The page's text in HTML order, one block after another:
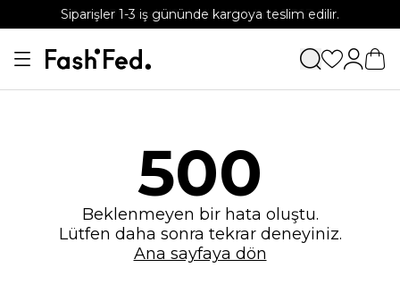
Siparişler 1-3 iş gününde kargoya teslim edilir.
APP'e özel %15 indirim kodu: APP15
500
Beklenmeyen bir hata oluştu.
Lütfen daha sonra tekrar deneyiniz.
Ana sayfaya dön